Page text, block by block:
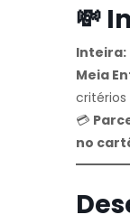
💸
Inteira:
Meia
critérios
💳
no